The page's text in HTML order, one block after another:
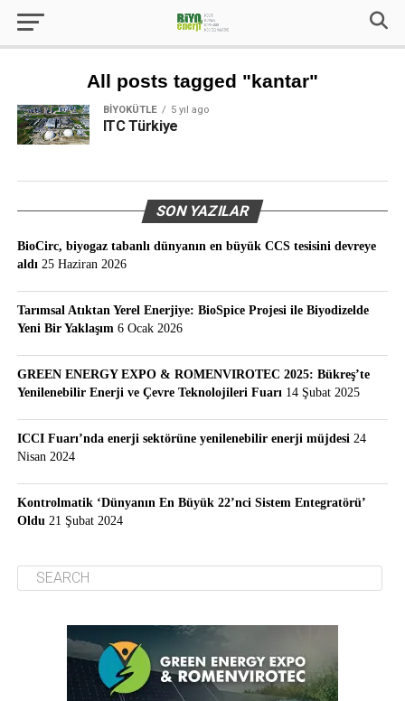
All posts tagged "kantar"
BIYOKÜTLE 5 yıl ago
ITC Türkiye
SON YAZILAR
BioCirc, biyogaz tabanlı dünyanın en büyük CCS tesisini devreye
aldı 25 Haziran 2026
Tarımsal Atıktan Yerel Enerjiye: BioSpice Projesi ile Biyodizelde
Yeni Bir Yaklaşım 6 Ocak 2026
GREEN ENERGY EXPO & ROMENVIROTEC 2025: Bükreş’te
Yenilenebilir Enerji ve Çevre Teknolojileri Fuarı 14 Şubat 2025
ICCI Fuarı’nda enerji sektörüne yenilenebilir enerji müjdesi 24
Nisan 2024
Kontrolmatik ‘Dünyanın En Büyük 22’nci Sistem Entegratörü’
Oldu 21 Şubat 2024